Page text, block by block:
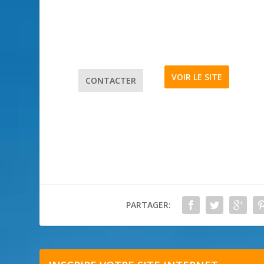
CONTACTER VOIR LE SITE
PARTAGER: